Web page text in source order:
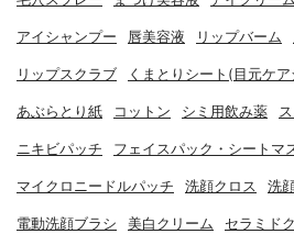
アイシャンプー 唇美容液 リップバーム
リップスクラブ くまとりシート(目元ケ
あぶらとり紙 コットン シミ用飲み薬
ニキビパッチ フェイスパック・シートマ
マイクロニードルパッチ 洗顔クロス 洗
電動洗顔ブラシ 美白クリーム セラミド